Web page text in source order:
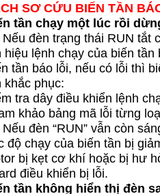
SƠ CỨU BIẾN TẦN
tần chạy một lúc rồi
đèn trạng thái RUN tắt
hiệu lệnh chạy của biến
tần báo lỗi, nếu có lỗi thì
khắc phục:
tra dây điều khiển lệnh
khảo bảng mã lỗi từng
đèn “RUN” vẫn còn
độ chạy của biến tần bị
bị kẹt cơ khí hoặc bị hư
điều khiển bị lỗi.
tần không hiển thị đèn